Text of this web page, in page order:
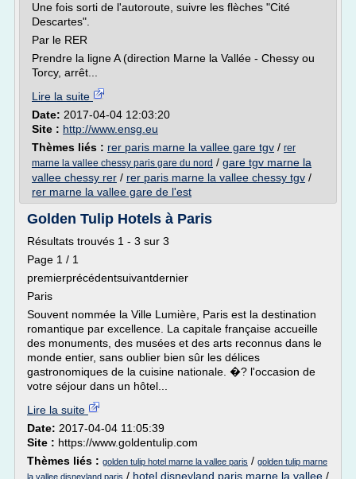
Une fois sorti de l'autoroute, suivre les flèches "Cité
Descartes".
Par le RER
Prendre la ligne A (direction Marne la Vallée - Chessy ou
Torcy, arrêt...
Lire la suite
Date: 2017-04-04 12:03:20
Site : http://www.ensg.eu
Thèmes liés : rer paris marne la vallee gare tgv / rer
marne la vallee chessy paris gare du nord / gare tgv marne la
vallee chessy rer / rer paris marne la vallee chessy tgv /
rer marne la vallee gare de l'est
Golden Tulip Hotels à Paris
Résultats trouvés 1 - 3 sur 3
Page 1 / 1
premierprécédentsuivantdernier
Paris
Souvent nommée la Ville Lumière, Paris est la destination
romantique par excellence. La capitale française accueille
des monuments, des musées et des arts reconnus dans le
monde entier, sans oublier bien sûr les délices
gastronomiques de la cuisine nationale. �? l'occasion de
votre séjour dans un hôtel...
Lire la suite
Date: 2017-04-04 11:05:39
Site : https://www.goldentulip.com
Thèmes liés : golden tulip hotel marne la vallee paris / golden tulip marne
la vallee disneyland paris / hotel disneyland paris marne la vallee /